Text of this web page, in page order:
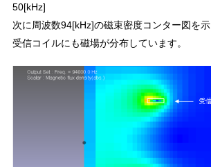
50[kHz]
次に周波数94[kHz]の磁束密度コンター図を示
受信コイルにも磁場が分布しています。